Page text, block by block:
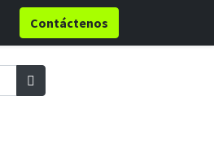
Contáctenos